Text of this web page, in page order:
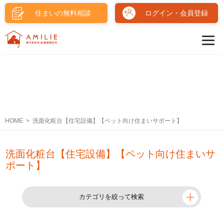
住まいの無料相談 ログイン・会員登録
HOME 洗面化粧台【住宅設備】【ペット向け住まいサポート】
洗面化粧台【住宅設備】【ペット向け住まいサ
ポート】
カテゴリを絞って検索